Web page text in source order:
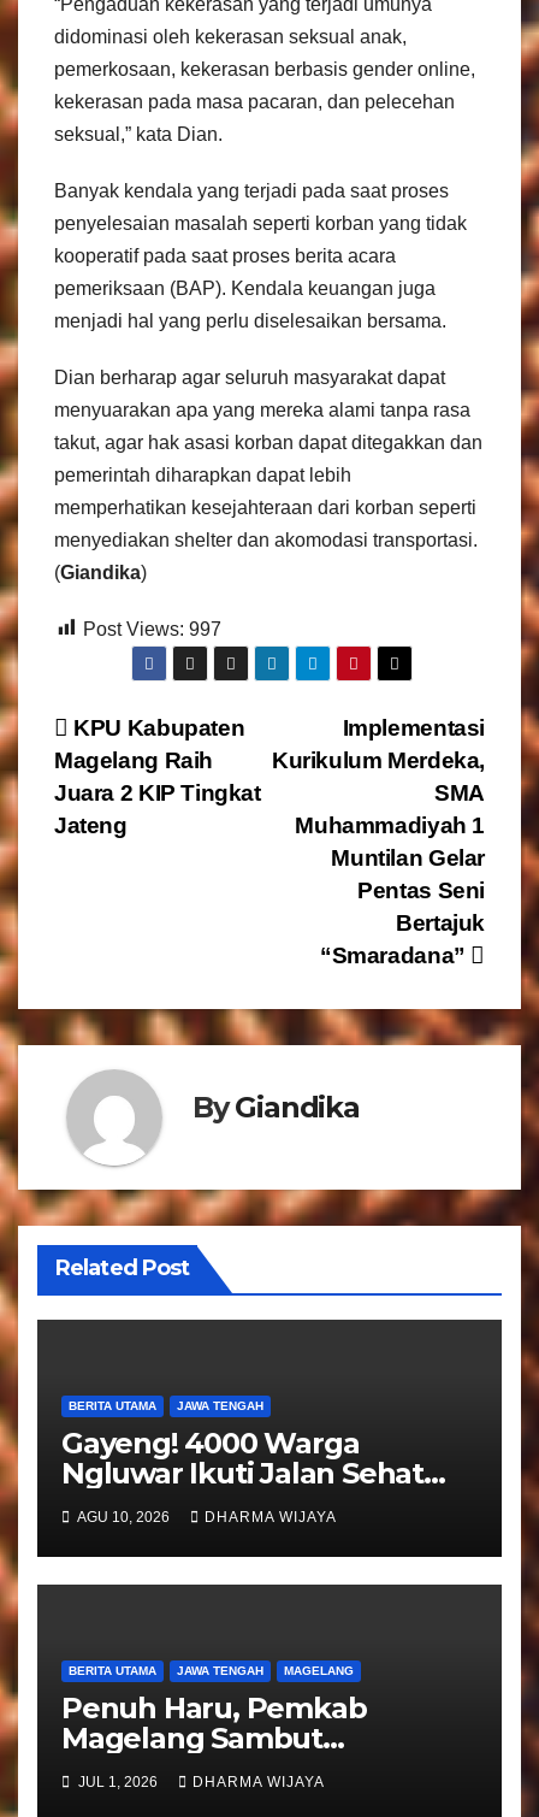
didominasi oleh kekerasan seksual anak,
pemerkosaan, kekerasan berbasis gender online,
kekerasan pada masa pacaran, dan pelecehan
seksual,” kata Dian.
Banyak kendala yang terjadi pada saat proses
penyelesaian masalah seperti korban yang tidak
kooperatif pada saat proses berita acara
pemeriksaan (BAP). Kendala keuangan juga
menjadi hal yang perlu diselesaikan bersama.
Dian berharap agar seluruh masyarakat dapat
menyuarakan apa yang mereka alami tanpa rasa
takut, agar hak asasi korban dapat ditegakkan dan
pemerintah diharapkan dapat lebih
memperhatikan kesejahteraan dari korban seperti
menyediakan shelter dan akomodasi transportasi.
(Giandika)
Post Views: 997
N
a
v
s
p
o
s
Implementasi
Kurikulum Merdeka,
SMA
Muhammadiyah 1
Muntilan Gelar
Pentas Seni
Bertajuk
“Smaradana”
KPU Kabupaten
Magelang Raih
Juara 2 KIP Tingkat
Jateng
ByGiandika
Related Post
BERITA UTAMA JAWA TENGAH
Gayeng! 4000 Warga
Ngluwar Ikuti Jalan Sehat
Guyub Rukun, Catur
Hardono : Angkat Potensi
Desa
AGU 10, 2026 DHARMA WIJAYA
BERITA UTAMA JAWA TENGAH MAGELANG
Penuh Haru, Pemkab
Magelang Sambut
Kepulangan Jemaah Haji
Kloter 81
JUL 1, 2026 DHARMA WIJAYA